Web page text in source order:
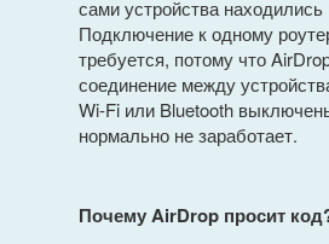
сами устройства
Подключение к одному
требуется, потому что
соединение между
Wi-Fi или Bluetooth
нормально не заработает.
Почему AirDrop просит